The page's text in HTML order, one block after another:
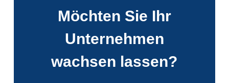
Möchten Sie Ihr
Unternehmen
wachsen lassen?